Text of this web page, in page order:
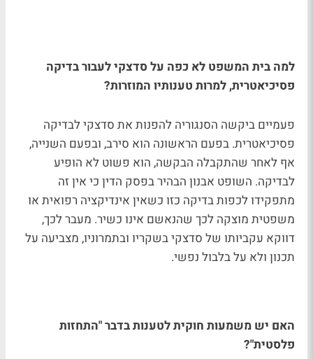
למה בית המשפט לא כפה על סדצקי לעבור בדיקה
פסיכיאטרית, למרות טענותיו המוזרות?
פעמיים ביקשה הסנגוריה להפנות את סדצקי לבדיקה
פסיכיאטרית. בפעם הראשונה הוא סירב, ובפעם השנייה,
אף לאחר שהתקבלה הבקשה, הוא פשוט לא הופיע
לבדיקה. השופט אבנון הבהיר בפסק הדין כי אין זה
מתפקידו לכפות בדיקה כזו כשאין אינדיקציה רפואית או
משפטית מוצקה לכך שהנאשם אינו כשיר. מעבר לכך,
דווקא עקביותו של סדצקי בשקריו ובתמרוניו, מצביעה על
תכנון ולא על בלבול נפשי.
האם יש משמעות חוקית לטענות בדבר "התחזות
פלסטית"?